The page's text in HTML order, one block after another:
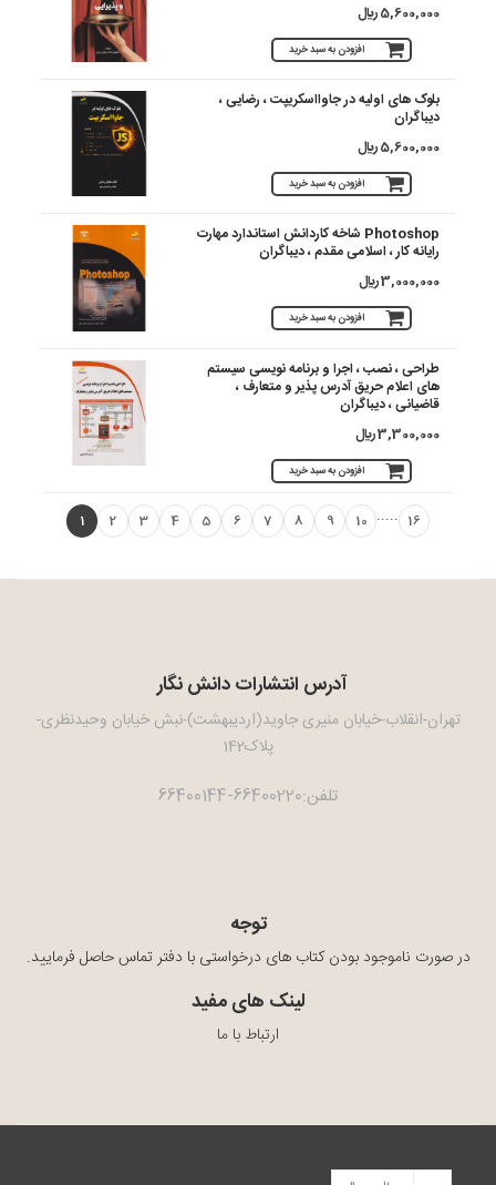
5,600,000 ريال
افزودن به سبد خرید
بلوک های اولیه در جاوااسکریپت ، رضایی ،
دیباگران
5,600,000 ريال
افزودن به سبد خرید
Photoshop شاخه کاردانش استاندارد مهارت
رایانه کار ، اسلامی مقدم ، دیباگران
3,000,000 ريال
افزودن به سبد خرید
طراحی ، نصب ، اجرا و برنامه نویسی سیستم
های اعلام حریق آدرس پذیر و متعارف ،
قاضیانی ، دیباگران
3,300,000 ريال
افزودن به سبد خرید
1 2 3 4 5 6 7 8 9 10 ..... 16
آدرس انتشارات دانش نگار
تهران-انقلاب-خیابان منیری جاوید(اردیبهشت)-نبش خیابان وحیدنظری-
پلاک142
تلفن:66400220-66400144
توجه
در صورت ناموجود بودن کتاب های درخواستی با دفتر تماس حاصل فرمایید.
لینک های مفید
ارتباط با ما